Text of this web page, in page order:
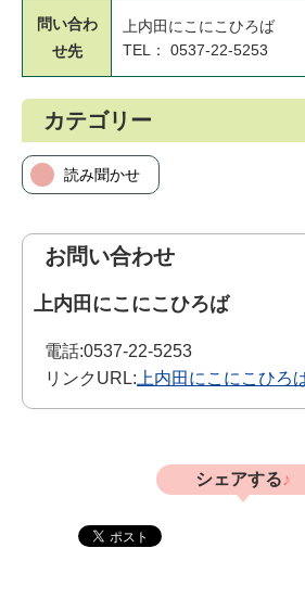
問い合わ
せ先
上内田にこにこひろば
TEL： 0537-22-5253
カテゴリー
読み聞かせ
お問い合わせ
上内田にこにこひろば
電話:0537-22-5253
リンクURL: 上内田にこにこひろ
シェアする